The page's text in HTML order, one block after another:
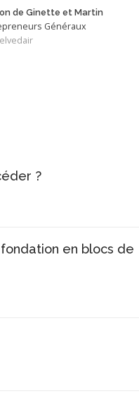
de Ginette et Martin
Généraux
?
en blocs de